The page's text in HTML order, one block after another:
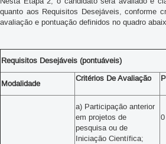
quanto aos Requisitos Desejáveis, conforme
avaliação e pontuação definidos no quadro
Requisitos Desejáveis (pontuáveis)
Modalidade
Critérios De Avaliação
a) Participação anterior
em projetos de
pesquisa ou de
Iniciação Científica;